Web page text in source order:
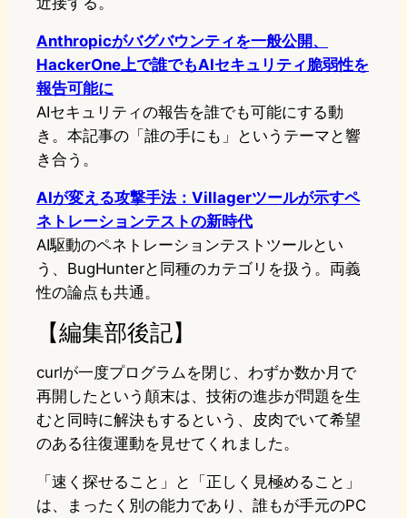
Anthropicがバグバウンティを一般公開、
HackerOne上で誰でもAIセキュリティ脆弱性を
報告可能に
AIセキュリティの報告を誰でも可能にする動
き。本記事の「誰の手にも」というテーマと響
き合う。
AIが変える攻撃手法：Villagerツールが示すペ
ネトレーションテストの新時代
AI駆動のペネトレーションテストツールとい
う、BugHunterと同種のカテゴリを扱う。両義
性の論点も共通。
【編集部後記】
curlが一度プログラムを閉じ、わずか数か月で
再開したという顛末は、技術の進歩が問題を生
むと同時に解決もするという、皮肉でいて希望
のある往復運動を見せてくれました。
「速く探せること」と「正しく見極めること」
は、まったく別の能力であり、誰もが手元のPC